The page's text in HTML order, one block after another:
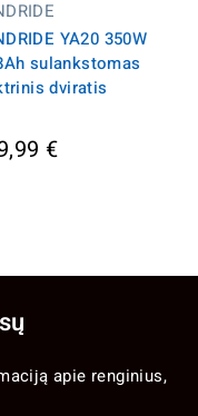
YA20 350W
sulankstomas
dviratis
€
apie renginius,